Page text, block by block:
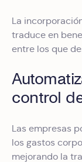
La
traduce en
entre los que
control
Las empresas
los gastos
mejorando la